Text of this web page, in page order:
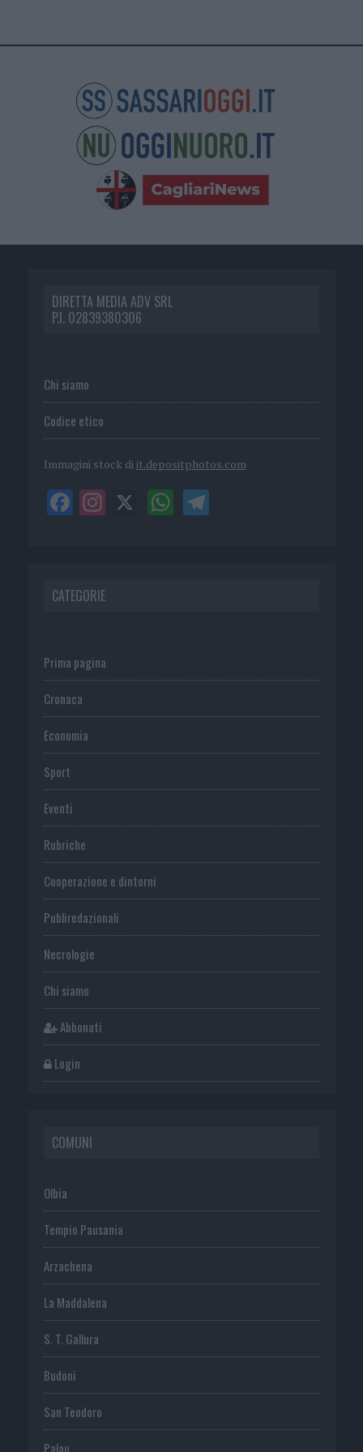
DIRETTA MEDIA ADV SRL
P.I. 02839380306
Chi siamo
Codice etico
Immagini stock di it.depositphotos.com
CATEGORIE
Prima pagina
Cronaca
Economia
Sport
Eventi
Rubriche
Cooperazione e dintorni
Publiredazionali
Necrologie
Chi siamo
Abbonati
Login
COMUNI
Olbia
Tempio Pausania
Arzachena
La Maddalena
S. T. Gallura
Budoni
San Teodoro
Palau